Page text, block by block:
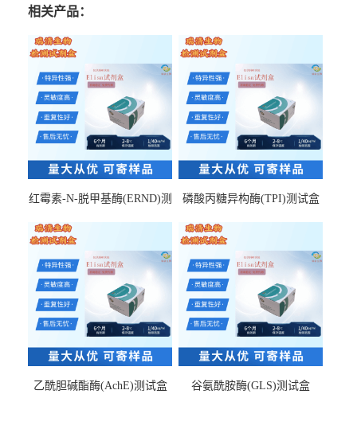
相关产品：
红霉素-N-脱甲基酶(ERND)测
磷酸丙糖异构酶(TPI)测试盒
乙酰胆碱酯酶(AchE)测试盒 谷氨酰胺酶(GLS)测试盒